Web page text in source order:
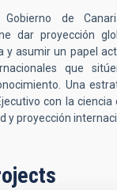
de
dar proyección
y asumir un papel
que
Una
con la
y proyección